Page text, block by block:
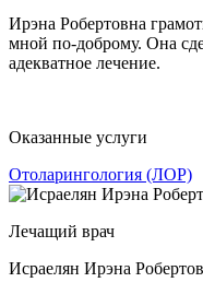
Ирэна Робертовна
мной по-доброму. Она
адекватное лечение.
Оказанные услуги
Отоларингология (ЛОР)
Лечащий врач
Исраелян Ирэна